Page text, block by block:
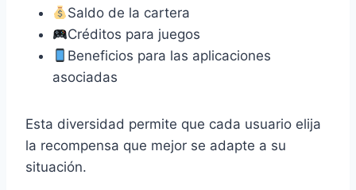
Saldo de la cartera
Créditos para juegos
Beneficios para las aplicaciones
asociadas
Esta diversidad permite que cada usuario elija
la recompensa que mejor se adapte a su
situación.